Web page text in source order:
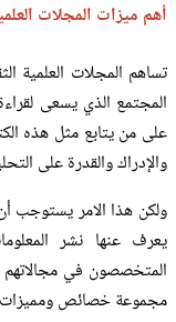
أهم ميزات المجلات
تساهم المجلات العلمية
المجتمع الذي يسعى
على من يتابع مثل هذه
والإدراك والقدرة على
ولكن هذا الامر يستوجب أن
يعرف عنها نشر
المتخصصون في مجالاتهم
مجموعة خصائص ومميزات